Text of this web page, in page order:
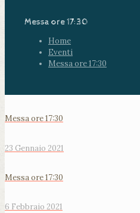
Messa ore 17:30
Home
Eventi
Messa ore 17:30
Messa ore 17:30
23 Gennaio 2021
Messa ore 17:30
6 Febbraio 2021